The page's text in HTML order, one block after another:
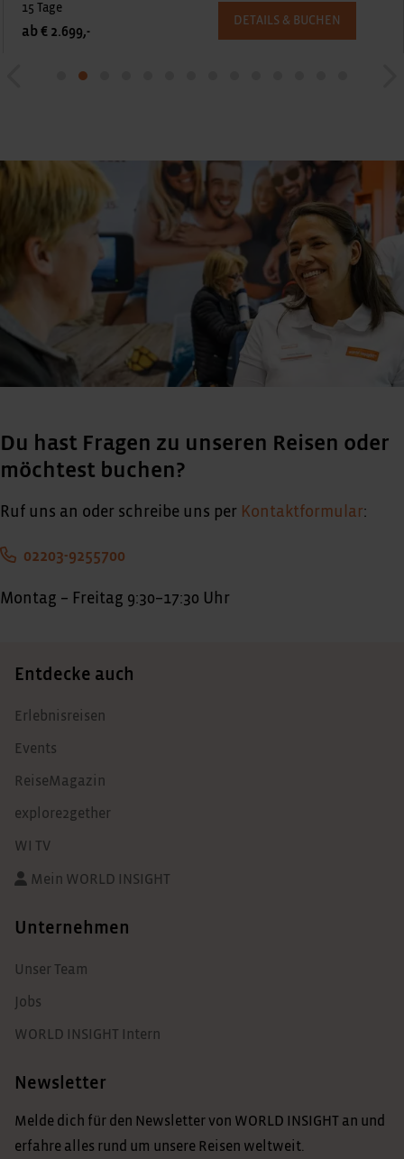
24 Tage
ab € 3.299,-
DETAILS & BUCHEN
Du hast Fragen zu unseren Reisen oder
möchtest buchen?
Ruf uns an oder schreibe uns per Kontaktformular:
02203-9255700
Montag – Freitag 9:30–17:30 Uhr
Entdecke auch
Erlebnisreisen
Events
ReiseMagazin
explore2gether
WI TV
Mein WORLD INSIGHT
Unternehmen
Unser Team
Jobs
WORLD INSIGHT Intern
Newsletter
Melde dich für den Newsletter von WORLD INSIGHT an und
erfahre alles rund um unsere Reisen weltweit.